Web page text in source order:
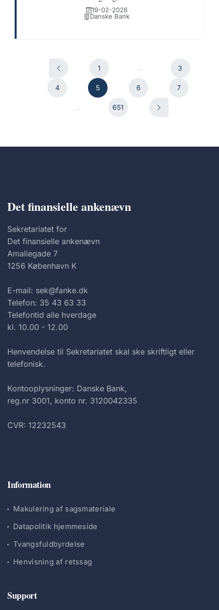
19-02-2026
Danske Bank
1 ... 3
4 5 6 7
... 651
Det finansielle ankenævn
Sekretariatet for
Det finansielle ankenævn
Amaliegade 7
1256 København K
E-mail: sek@fanke.dk
Telefon: 35 43 63 33
Telefontid alle hverdage
kl. 10.00 - 12.00
Henvendelse til Sekretariatet skal ske skriftligt eller
telefonisk.
Kontooplysninger: Danske Bank,
reg.nr 3001, konto nr. 3120042335
CVR: 12232543
Information
Makulering af sagsmateriale
Datapolitik hjemmeside
Tvangsfuldbyrdelse
Henvisning af retssag
Support